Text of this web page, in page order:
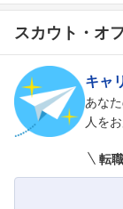
スカウト・オ
キャ
あな
人を
転